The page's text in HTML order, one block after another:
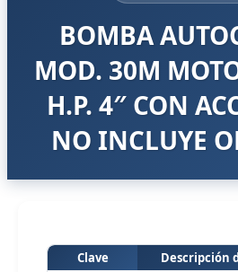
BOMBA
MOD. 30M
H.P. 4″ CON
NO INCLUYE
Clave Descripción